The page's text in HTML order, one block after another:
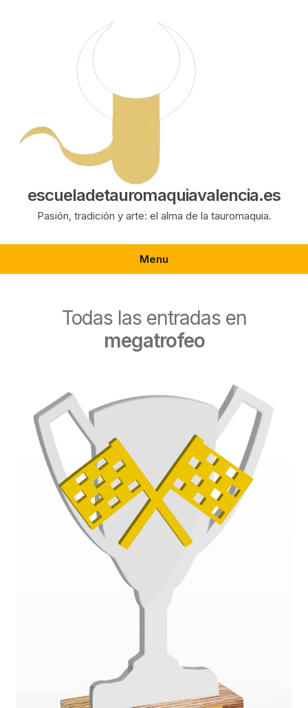
escueladetauromaquiavalencia.es
Pasión, tradición y arte: el alma de la tauromaquia.
Menu
Todas las entradas en
megatrofeo